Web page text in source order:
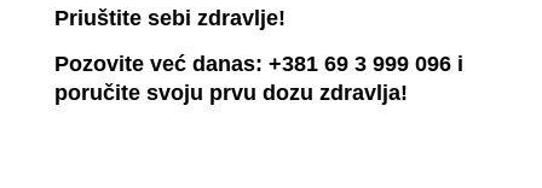
Priuštite sebi zdravlje!
Pozovite već danas: +381 69 3 999 096 i
poručite svoju prvu dozu zdravlja!